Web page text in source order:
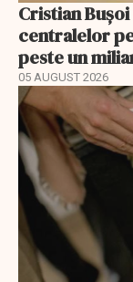
Cristian
centralelor
peste un
05 AUGUST 2026